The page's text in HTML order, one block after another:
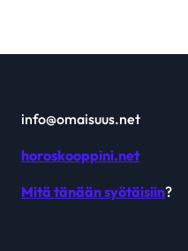
info@omaisuus.net
horoskooppini.net
Mitä tänään syötäisiin?